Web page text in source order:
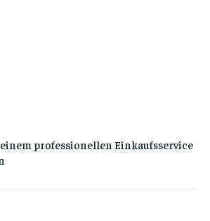
professionellen Einkaufsservice